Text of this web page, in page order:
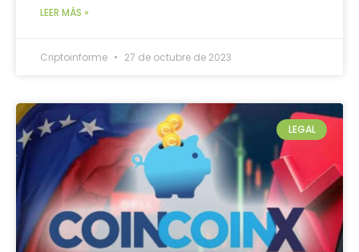
LEER MÁS »
Criptoinforme 27 de octubre de 2023
LEGAL